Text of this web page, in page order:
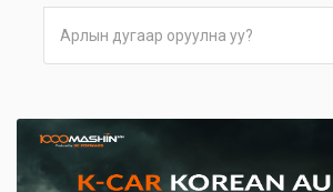
Арлын дугаар оруулна уу?